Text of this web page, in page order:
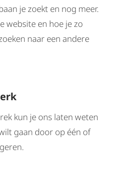
je zoekt en nog meer.
website en hoe je zo
naar een andere
kun je ons laten weten
gaan door op één of